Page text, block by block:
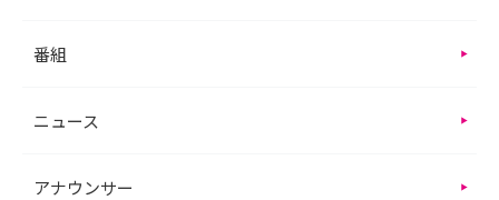
番組
ニュース
アナウンサー